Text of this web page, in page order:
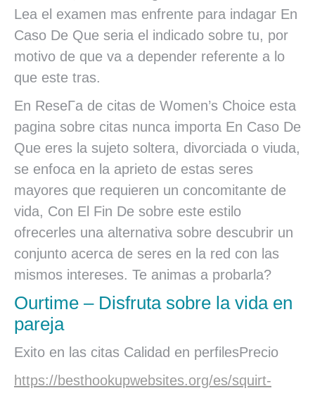
Lea el examen mas enfrente para indagar En
Caso De Que seri­a el indicado sobre tu, por
motivo de que va a depender referente a lo
que este tras.
En ReseГa de citas de Women’s Choice esta
pagina sobre citas nunca importa En Caso De
Que eres la sujeto soltera, divorciada o viuda,
se enfoca en la aprieto de estas seres
mayores que requieren un concomitante de
vida, Con El Fin De sobre este estilo
ofrecerles una alternativa sobre descubrir un
conjunto acerca de seres en la red con las
mismos intereses. Te animas a probarla?
Ourtime – Disfruta sobre la vida en
pareja
Exito en las citas Calidad en perfilesPrecio
https://besthookupwebsites.org/es/squirt-